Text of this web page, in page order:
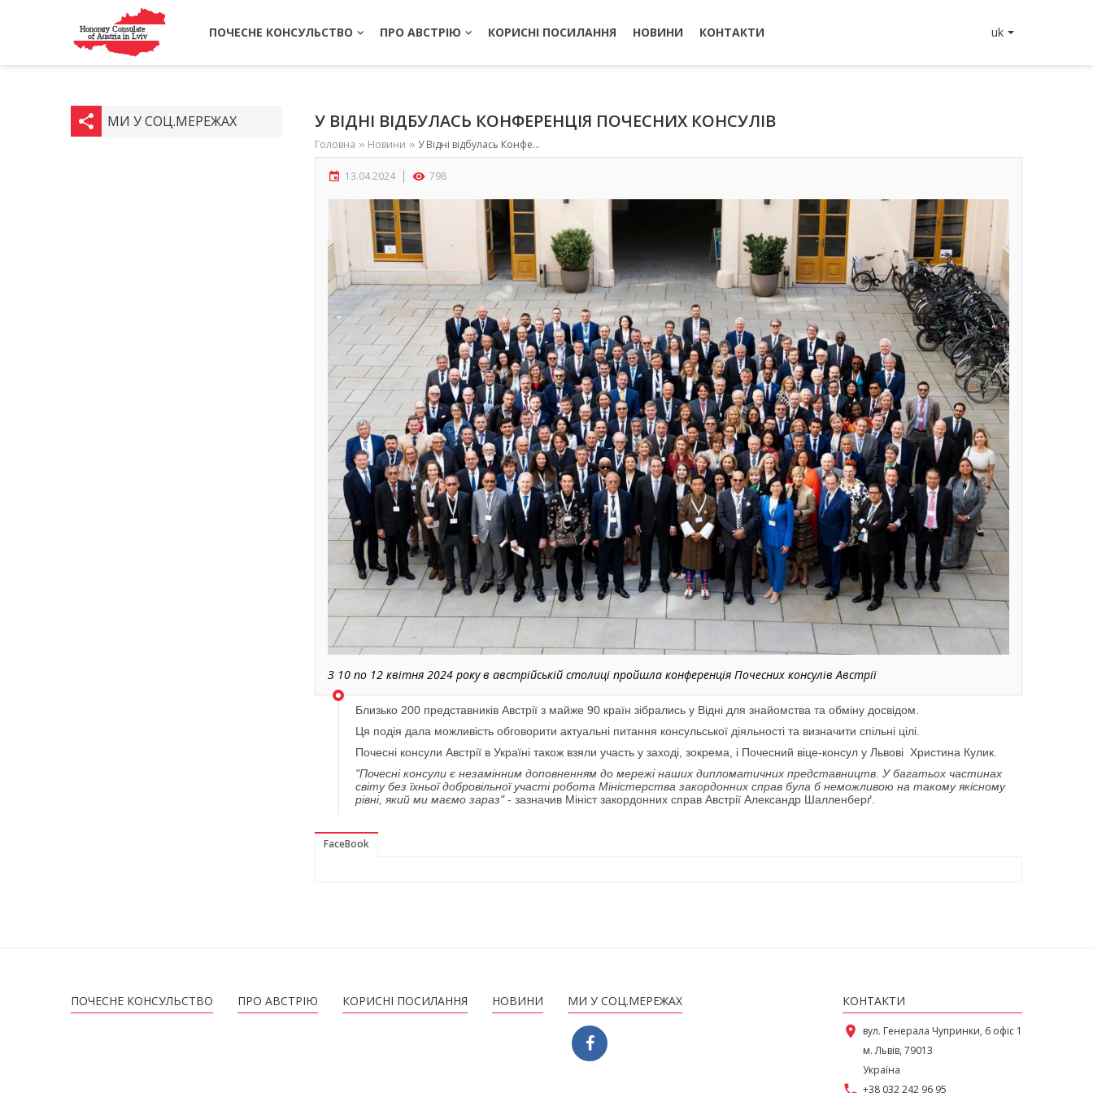
ПОЧЕСНЕ КОНСУЛЬСТВО ПРО АВСТРІЮ КОРИСНІ ПОСИЛАННЯ НОВИНИ КОНТАКТИ uk
share МИ У СОЦ.МЕРЕЖАХ У ВІДНІ ВІДБУЛАСЬ КОНФЕРЕНЦІЯ ПОЧЕСНИХ КОНСУЛІВ
Головна Новини У Відні відбулась Конференція Почесних консулів
event 13.04.2024 visibility 798
З 10 по 12 квітня 2024 року в австрійській столиці пройшла конференція Почесних консулів Австрії
Близько 200 представників Австрії з майже 90 країн зібрались у Відні для знайомства та обміну досвідом.
Ця подія дала можливість обговорити актуальні питання консульської діяльності та визначити спільні цілі.
Почесні консули Австрії в Україні також взяли участь у заході, зокрема, і Почесний віце-консул у Львові Христина Кулик.
"Почесні консули є незамінним доповненням до мережі наших дипломатичних представництв. У багатьох частинах
світу без їхньої добровільної участі робота Міністерства закордонних справ була б неможливою на такому якісному
рівні, який ми маємо зараз"- зазначив Мініст закордонних справ Австрії Александр Шалленберґ.
FaceBook
ПОЧЕСНЕ КОНСУЛЬСТВО ПРО АВСТРІЮ КОРИСНІ ПОСИЛАННЯ НОВИНИ МИ У СОЦ.МЕРЕЖАХ КОНТАКТИ
place вул. Генерала Чупринки, 6 офіс 1
м. Львів, 79013
Україна
call +38 032 242 96 95